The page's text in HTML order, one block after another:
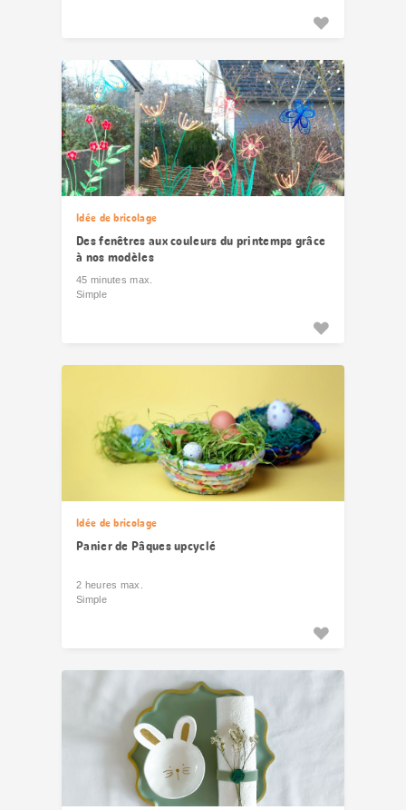
Idée de bricolage
Des fenêtres aux couleurs du printemps grâce
à nos modèles
45 minutes max.
Simple
Idée de bricolage
Panier de Pâques upcyclé
2 heures max.
Simple